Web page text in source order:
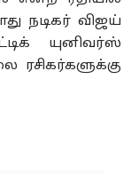
நடிகர் விஜய்
யுனிவர்ஸ்
ரசிகர்களுக்கு